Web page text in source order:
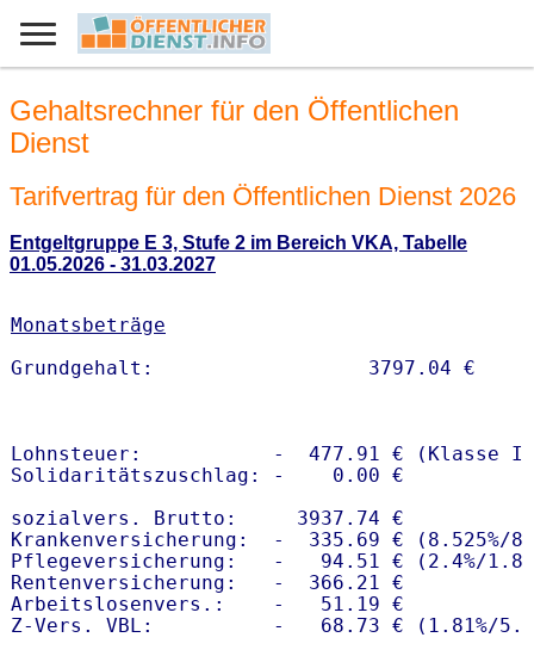
Gehaltsrechner für den Öffentlichen
Dienst
Tarifvertrag für den Öffentlichen Dienst 2026
Entgeltgruppe E 3, Stufe 2 im Bereich VKA, Tabelle
01.05.2026 - 31.03.2027
Monatsbeträge
Lohnsteuer:           -  477.91 € (Klasse I)
Solidaritätszuschlag: -    0.00 €
sozialvers. Brutto:     3937.74 €
Krankenversicherung:  -  335.69 € (8.525%/
Pflegeversicherung:   -   94.51 € (2.4%/
Rentenversicherung:   -  366.21 €
Arbeitslosenvers.:    -   51.19 €
Z-Vers. VBL:          -   68.73 € ( 1.81%/